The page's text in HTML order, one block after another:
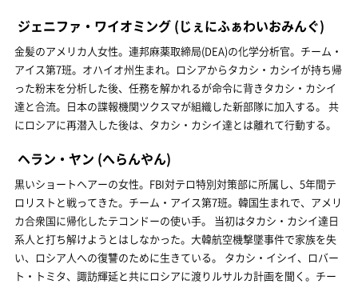
ジェニファ・ワイオミング (じぇにふぁわいおみんぐ)
金髪のアメリカ人女性。連邦麻薬取締局(DEA)の化学分析官。チーム・
アイス第7班。オハイオ州生まれ。ロシアからタカシ・カシイが持ち帰
った粉末を分析した後、任務を解かれるが命令に背きタカシ・カシイ
達と合流。日本の諜報機関ツクスマが組織した新部隊に加入する。 共
にロシアに再潜入した後は、タカシ・カシイ達とは離れて行動する。
ヘラン・ヤン (へらんやん)
黒いショートヘアーの女性。FBI対テロ特別対策部に所属し、5年間テ
ロリストと戦ってきた。チーム・アイス第7班。韓国生まれで、アメリ
カ合衆国に帰化したテコンドーの使い手。 当初はタカシ・カシイ達日
系人と打ち解けようとはしなかった。大韓航空機撃墜事件で家族を失
い、ロシア人への復讐のために生きている。 タカシ・イシイ、ロバー
ト・トミタ、諏訪輝延と共にロシアに渡りルサルカ計画を聞く。チー